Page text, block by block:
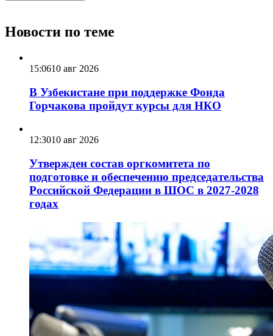
Новости по теме
15:0610 авг 2026
В Узбекистане при поддержке Фонда
Горчакова пройдут курсы для НКО
12:3010 авг 2026
Утвержден состав оргкомитета по
подготовке и обеспечению председательства
Российской Федерации в ШОС в 2027-2028
годах